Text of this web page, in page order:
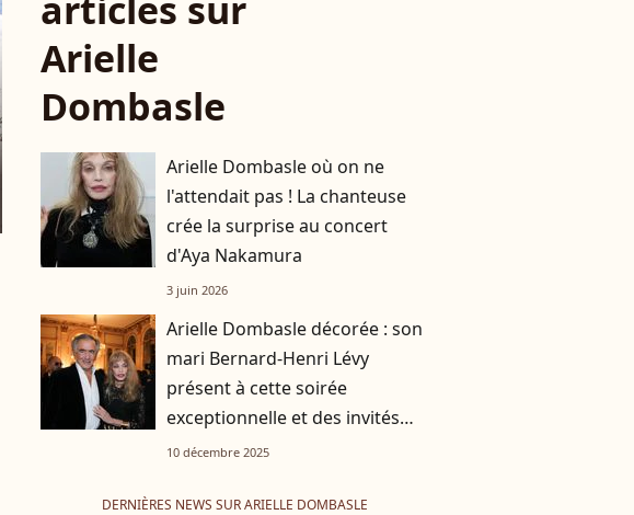
Arielle
Dombasle
Arielle Dombasle où on ne
l'attendait pas ! La chanteuse
crée la surprise au concert
d'Aya Nakamura
3 juin 2026
Arielle Dombasle décorée : son
mari Bernard-Henri Lévy
présent à cette soirée
exceptionnelle et des invités
VIP
10 décembre 2025
DERNIÈRES NEWS SUR ARIELLE DOMBASLE